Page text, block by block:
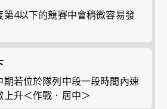
第4以下的競賽中會稍微容易發
期若位於隊列中段一段時間內速
上升＜作戰．居中＞